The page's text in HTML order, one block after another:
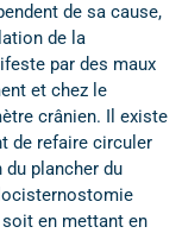
de sa cause,
de la
par des maux
et chez le
crânien. Il existe
de refaire circuler
plancher du
en mettant en